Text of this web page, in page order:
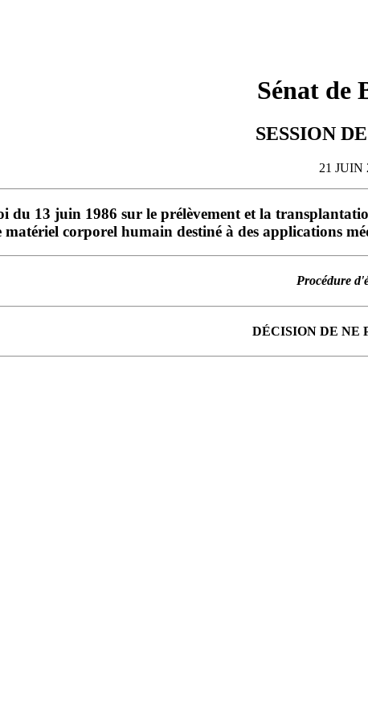
Sénat de
SESSION
21 JUIN
du 13 juin 1986 sur le prélèvement et la
matériel corporel humain destiné à des applications
Procédure
DÉCISION DE NE